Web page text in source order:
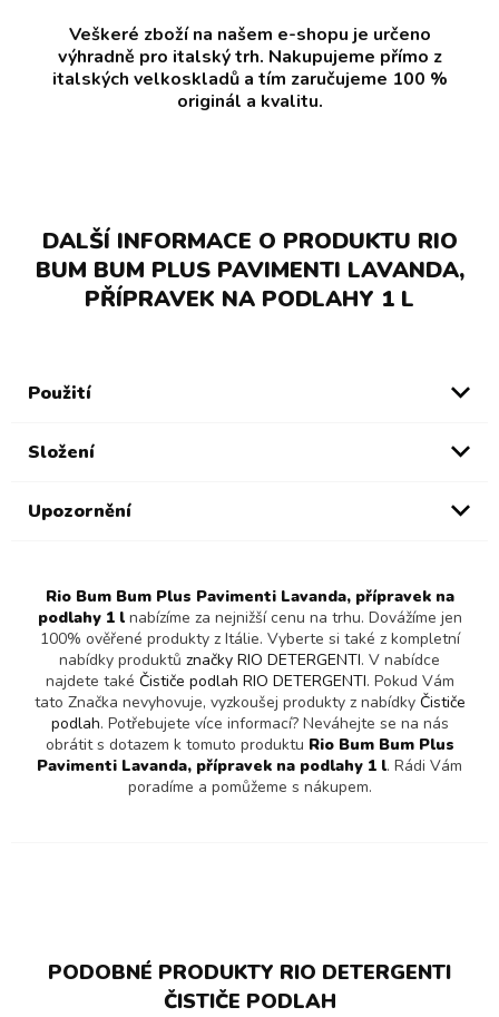
Veškeré zboží na našem e-shopu je určeno
výhradně pro italský trh. Nakupujeme přímo z
italských velkoskladů a tím zaručujeme 100 %
originál a kvalitu.
DALŠÍ INFORMACE O PRODUKTU RIO
BUM BUM PLUS PAVIMENTI LAVANDA,
PŘÍPRAVEK NA PODLAHY 1 L
Použití
Složení
Upozornění
Rio Bum Bum Plus Pavimenti Lavanda, přípravek na
podlahy 1 lnabízíme za nejnižší cenu na trhu. Dovážíme jen
100% ověřené produkty z Itálie. Vyberte si také z kompletní
nabídky produktů značky RIO DETERGENTI. V nabídce
najdete také Čističe podlah RIO DETERGENTI. Pokud Vám
tato Značka nevyhovuje, vyzkoušej produkty z nabídky Čističe
podlah. Potřebujete více informací? Neváhejte se na nás
obrátit s dotazem k tomuto produktu Rio Bum Bum Plus
Pavimenti Lavanda, přípravek na podlahy 1 l. Rádi Vám
poradíme a pomůžeme s nákupem.
PODOBNÉ PRODUKTY RIO DETERGENTI
ČISTIČE PODLAH